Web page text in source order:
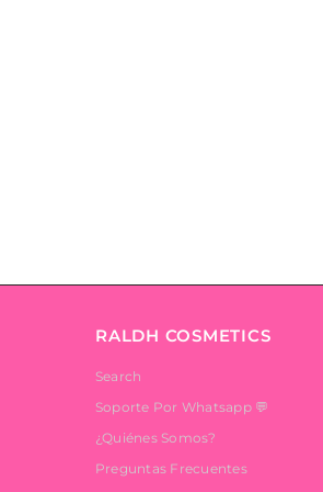
RALDH COSMETICS
Search
Soporte Por Whatsapp 💬
¿Quiénes Somos?
Preguntas Frecuentes